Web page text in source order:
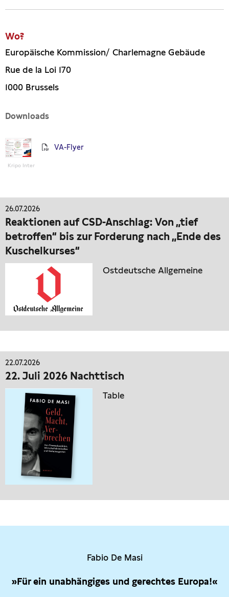
Wo?
Europäische Kommission/ Charlemagne Gebäude
Rue de la Loi 170
1000 Brussels
Downloads
VA-Flyer
Kripo Inter
26.07.2026
Reaktionen auf CSD-Anschlag: Von „tief
betroffen“ bis zur Forderung nach „Ende des
Kuschelkurses“
Ostdeutsche Allgemeine
22.07.2026
22. Juli 2026 Nachttisch
Table
Fabio De Masi
»Für ein unabhängiges und gerechtes Europa!«